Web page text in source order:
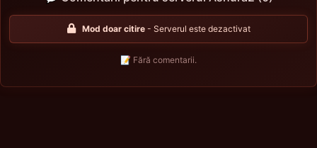
Mod doar citire- Serverul este dezactivat
📝 Fără comentarii.